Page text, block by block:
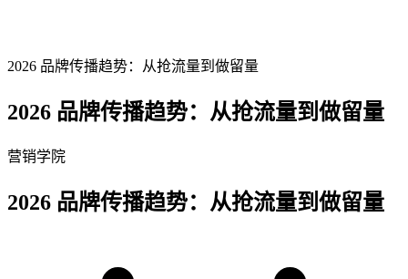
2026 品牌传播趋势：从抢流量到做留量
2026 品牌传播趋势：从抢流量到做留量
营销学院
2026 品牌传播趋势：从抢流量到做留量